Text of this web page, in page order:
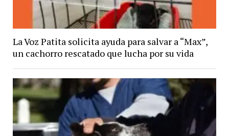
La Voz Patita solicita ayuda para salvar a “Max”,
un cachorro rescatado que lucha por su vida